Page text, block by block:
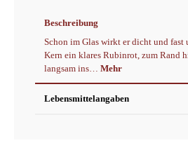
Beschreibung
Schon im Glas wirkt er dicht und
Kern ein klares Rubinrot, zum Rand
langsam ins… Mehr
Lebensmittelangaben